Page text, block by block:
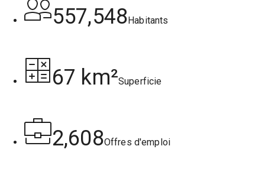
557,548 Habitants
67 km²Superficie
2,608Offres d'emploi